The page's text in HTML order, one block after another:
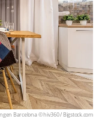
Barcelona © hiv360 / Bigstock.com